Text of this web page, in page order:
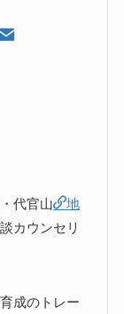
・代官山
地
カウンセリ
成のトレー